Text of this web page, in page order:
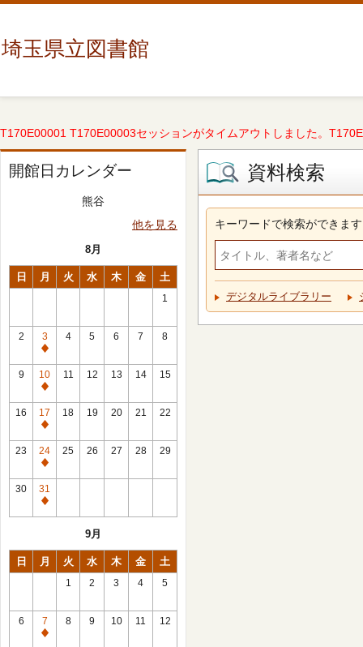
埼玉県立図書館
T170E00001 T170E00003セッションがタイムアウトしました。
開館日カレンダー
熊谷
他を見る
8月
日 月 火 水 木 金 土
1
2
3
休
館
日
4 5 6 7 8
9
10
休
館
日
11 12 13 14 15
16
17
休
館
日
18 19 20 21 22
23
24
休
館
日
25 26 27 28 29
30
31
休
9月
日 月 火 水 木 金 土
1 2 3 4 5
6
7
休
8 9 10 11 12
資料検索
キーワードで検索ができます
デジタルライブラリー